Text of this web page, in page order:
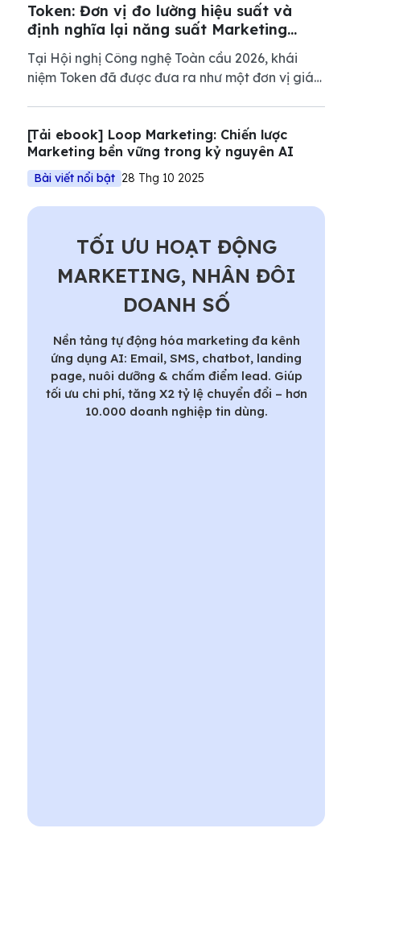
Token: Đơn vị đo lường hiệu suất và
định nghĩa lại năng suất Marketing
2026
Tại Hội nghị Công nghệ Toàn cầu 2026, khái
niệm Token đã được đưa ra như một đơn vị giá
ta sẽ bỏ lỡ một bước ngoặt quan trọng trong
quản trị Marketing.
[Tải ebook] Loop Marketing: Chiến lược
Marketing bền vững trong kỷ nguyên AI
Bài viết nổi bật 28 Thg 10 2025
TỐI ƯU HOẠT ĐỘNG
MARKETING, NHÂN ĐÔI
DOANH SỐ
Nền tảng tự động hóa marketing đa kênh
ứng dụng AI: Email, SMS, chatbot, landing
page, nuôi dưỡng & chấm điểm lead. Giúp
tối ưu chi phí, tăng X2 tỷ lệ chuyển đổi – hơn
10.000 doanh nghiệp tin dùng.